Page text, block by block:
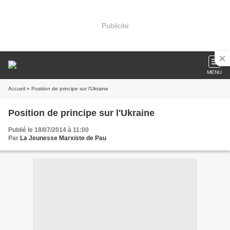
Publicité
MENU
Accueil » Position de principe sur l'Ukraine
Position de principe sur l'Ukraine
Publié le 18/07/2014 à 11:00
Par La Jeunesse Marxiste de Pau